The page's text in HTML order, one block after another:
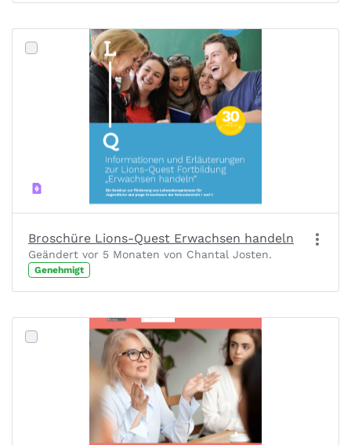
Broschüre Lions-Quest Erwachsen handeln
Geändert vor 5 Monaten von Chantal Josten.
Genehmigt